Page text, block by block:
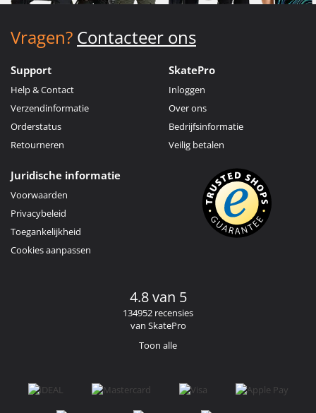
Vragen? Contacteer ons
Support
Help & Contact
Verzendinformatie
Orderstatus
Retourneren
SkatePro
Inloggen
Over ons
Bedrijfsinformatie
Veilig betalen
Juridische informatie
Voorwaarden
Privacybeleid
Toegankelijkheid
Cookies aanpassen
4.8 van 5
134952 recensies
van SkatePro
Toon alle